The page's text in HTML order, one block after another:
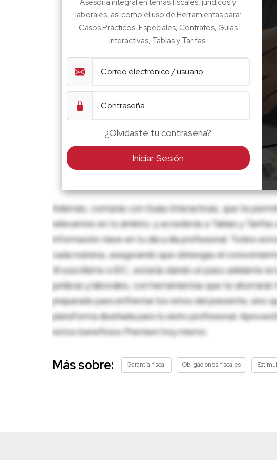
Asesoría integral en temas fiscales, jurídicos y
laborales, así como el uso de Herramientas para:
Casos Prácticos, Especiales, Contratos, Guías
Interactivas, Tablas y Tarifas.
¿Olvidaste tu contraseña?
Iniciar Sesión
Además, contarás con Guías Interactivas, que te
relevantes en tu ámbito, y accederás a Tablas y
información clave en tu día a día profesional. Todos
cada materia, asegurando que obtengas el
Al suscribirte a IDC, estarás dando un paso adelante
jurídicas y laborales, con herramientas que te
preparado para enfrentar los retos del presente, sino
plataforma diseñada para tu éxito profesional.
estos beneficios Premium hoy mismo.
Más sobre: Garantía fiscal Obligaciones fiscales